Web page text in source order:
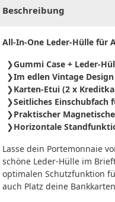
Beschreibung
All-In-One Leder-Hülle für
Gummi Case + Leder-
Im edlen Vintage Design
Karten-Etui (2 x
Seitliches Einschubfach
Praktischer
Horizontale
Lasse dein Portemonnaie
schöne Leder-Hülle im
optimalen Schutzfunktion
auch Platz deine